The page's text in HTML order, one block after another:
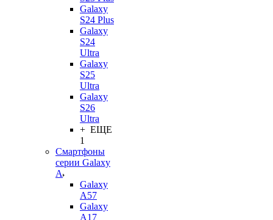
Galaxy
S24 Plus
Galaxy
S24
Ultra
Galaxy
S25
Ultra
Galaxy
S26
Ultra
+ ЕЩЕ
1
Смартфоны
серии Galaxy
A
Galaxy
A57
Galaxy
A17